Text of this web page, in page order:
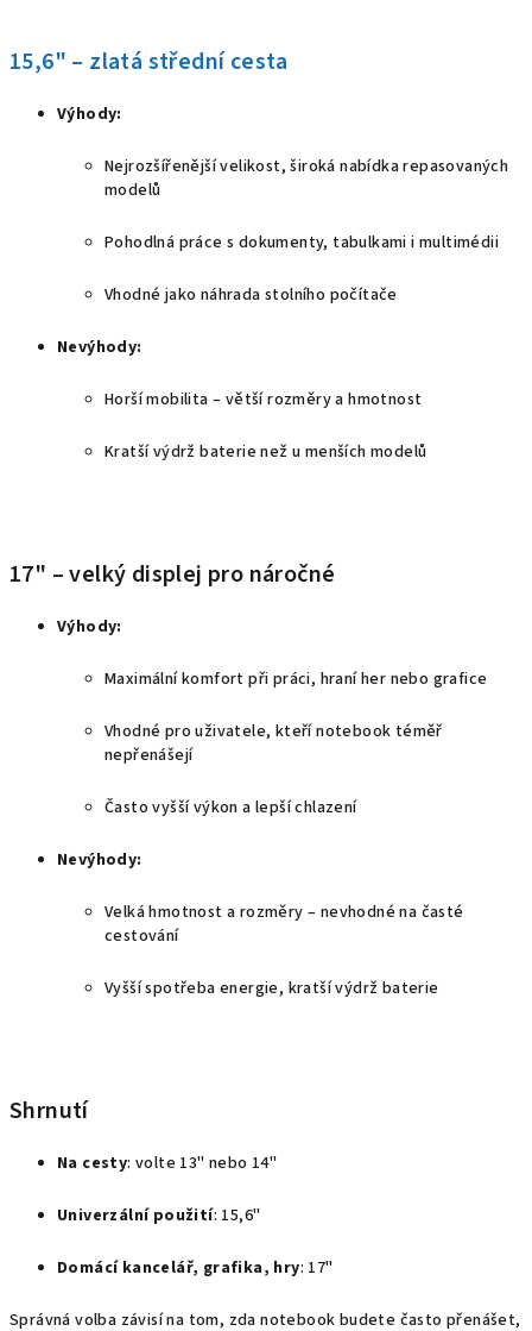
15,6" – zlatá střední cesta
Výhody:
Nejrozšířenější velikost, široká nabídka repasovaných
modelů
Pohodlná práce s dokumenty, tabulkami i multimédii
Vhodné jako náhrada stolního počítače
Nevýhody:
Horší mobilita – větší rozměry a hmotnost
Kratší výdrž baterie než u menších modelů
17" – velký displej pro náročné
Výhody:
Maximální komfort při práci, hraní her nebo grafice
Vhodné pro uživatele, kteří notebook téměř
nepřenášejí
Často vyšší výkon a lepší chlazení
Nevýhody:
Velká hmotnost a rozměry – nevhodné na časté
cestování
Vyšší spotřeba energie, kratší výdrž baterie
Shrnutí
Na cesty: volte 13" nebo 14"
Univerzální použití: 15,6"
Domácí kancelář, grafika, hry: 17"
Správná volba závisí na tom, zda notebook budete často přenášet,